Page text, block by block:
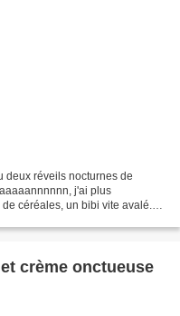
deux réveils nocturnes de
j'ai plus
céréales, un bibi vite avalé.
crème onctueuse